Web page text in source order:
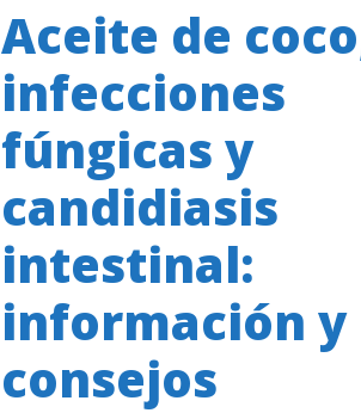
Aceite de
infecciones
fúngicas y
candidiasis
intestinal:
información y
consejos